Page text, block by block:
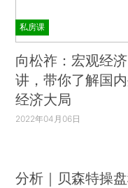
私房课
向松祚：宏观经
讲，带你了解国
经济大局
2022年04月06日
分析｜贝森特操